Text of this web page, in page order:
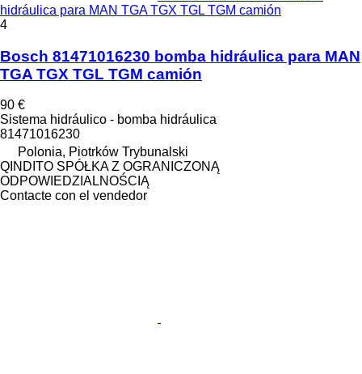
hidráulica para MAN TGA TGX TGL TGM camión
4
Bosch 81471016230 bomba hidráulica para MAN
TGA TGX TGL TGM camión
90 €
Sistema hidráulico - bomba hidráulica
81471016230
Polonia, Piotrków Trybunalski
QINDITO SPÓŁKA Z OGRANICZONĄ
ODPOWIEDZIALNOŚCIĄ
Contacte con el vendedor